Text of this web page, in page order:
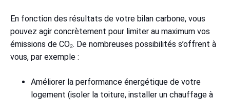
En fonction des résultats de votre bilan carbone, vous
pouvez agir concrètement pour limiter au maximum vos
émissions de CO₂. De nombreuses possibilités s’offrent à
vous, par exemple :
Améliorer la performance énergétique de votre
logement (isoler la toiture, installer un chauffage à